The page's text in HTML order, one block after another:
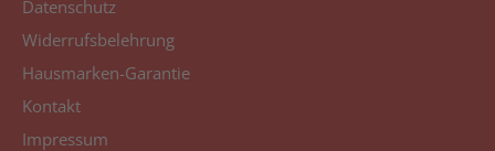
Datenschutz
Widerrufsbelehrung
Hausmarken-Garantie
Kontakt
Impressum